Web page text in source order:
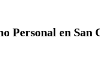
Personal en San